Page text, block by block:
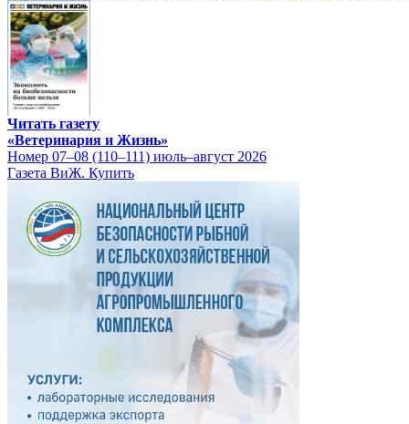
Читать газету
«Ветеринария и Жизнь»
Номер 07–08 (110–111) июль–август 2026
Газета ВиЖ. Купить